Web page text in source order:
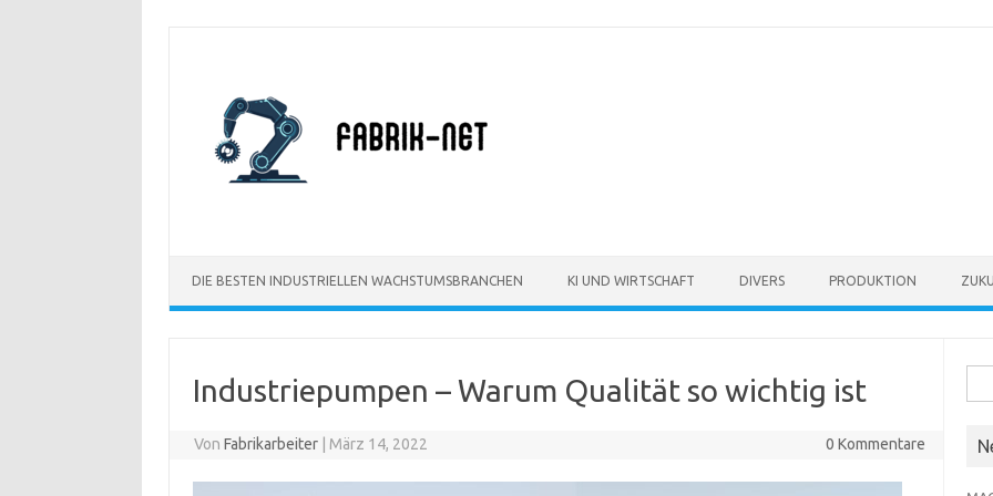
DIE BESTEN INDUSTRIELLEN WACHSTUMSBRANCHEN KI UND WIRTSCHAFT DIVERS PRODUKTION
Industriepumpen – Warum Qualität so wichtig ist
VonFabrikarbeiter März 14, 2022 0 Kommentare